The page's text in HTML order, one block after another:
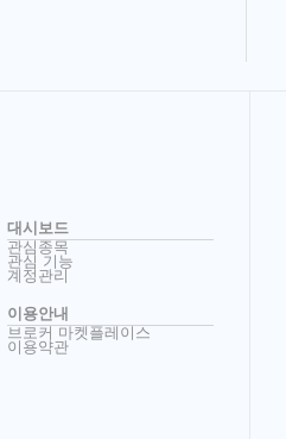
대시보드
관심종목
관심 기능
계정관리
이용안내
브로커 마켓플레이스
이용약관